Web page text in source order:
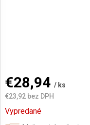
€28,94 / ks
€23,92 bez DPH
Jednotková
cena:
Vypredané